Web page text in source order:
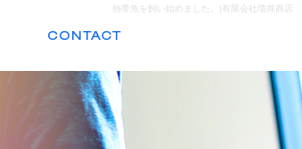
熱帯魚を飼い始めました。|有限会社増井商店